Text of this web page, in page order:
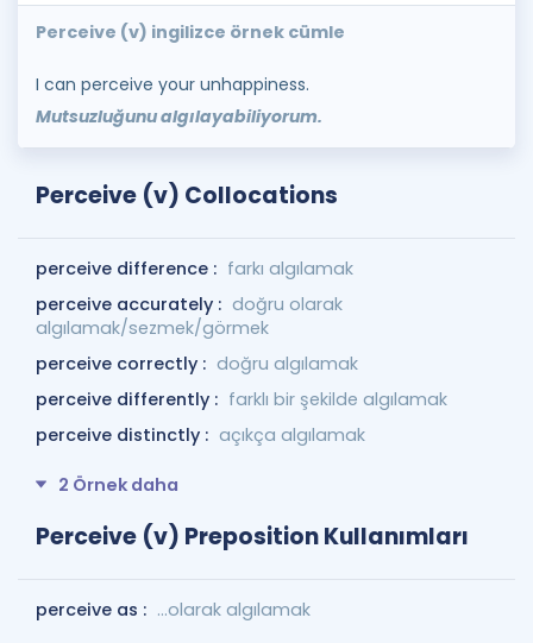
Perceive (v) ingilizce örnek cümle
I can perceive your unhappiness.
Mutsuzluğunu algılayabiliyorum.
Perceive (v) Collocations
perceive difference : farkı algılamak
perceive accurately : doğru olarak
algılamak/sezmek/görmek
perceive correctly : doğru algılamak
perceive differently : farklı bir şekilde algılamak
perceive distinctly : açıkça algılamak
2 Örnek daha
Perceive (v) Preposition Kullanımları
perceive as : ...olarak algılamak